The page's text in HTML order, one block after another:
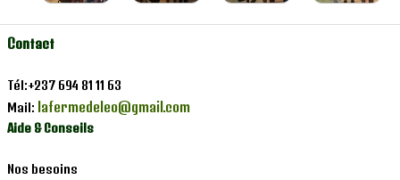
Contact
Tél:+237 694 81 11 63
Mail: lafermedeleo@gmail.com
Aide & Conseils
Nos besoins